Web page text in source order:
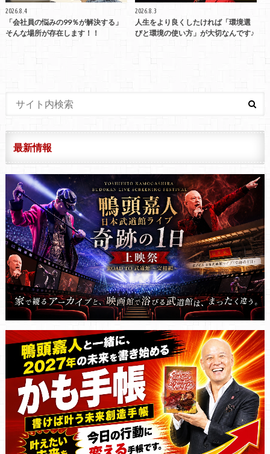
2026.8.4
「会社員の悩みの99％が解決する」
そんな場所が存在します！！
2026.8.3
人生をより良くしたければ「環境選
びと環境の使い方」が大切なんです♪
最新情報